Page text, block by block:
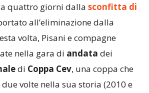
quattro giorni dalla sconfitta di
all’eliminazione dalla
volta, Pisani e compagne
nella gara di andata dei
di Coppa Cev, una coppa che
due volte nella sua storia (2010 e